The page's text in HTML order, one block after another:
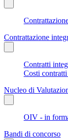
Contrattazione
Contratti
Costi
Nucleo di
OIV - in
Bandi di concorso